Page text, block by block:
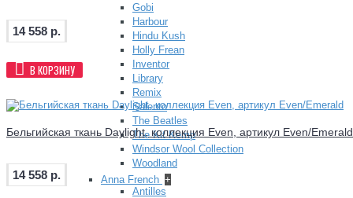
Gobi
Harbour
Hindu Kush
Holly Frean
Inventor
Library
Remix
Salento
The Beatles
The Kit Kemp
Windsor Wool Collection
Woodland
Anna French +
Antilles
14 558 р.
В КОРЗИНУ
Бельгийская ткань Daylight, коллекция Even, артикул Even/Emerald
14 558 р.